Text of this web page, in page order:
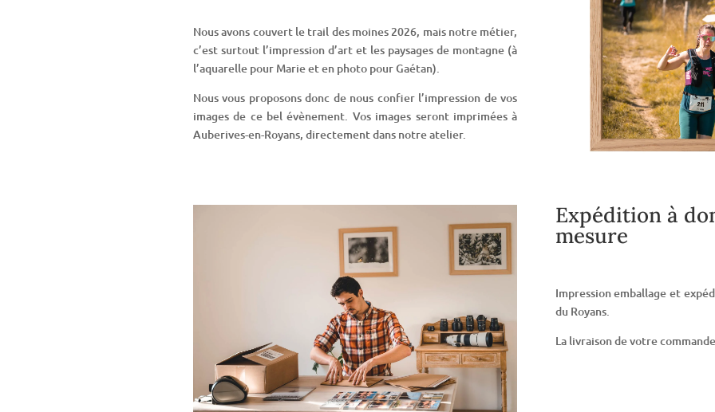
Nous avons couvert le trail des moines 2026, mais notre métier,
c’est surtout l’impression d’art et les paysages de montagne (à
l’aquarelle pour Marie et en photo pour Gaétan).
Nous vous proposons donc de nous confier l’impression de vos
images de ce bel évènement. Vos images seront imprimées à
Auberives-en-Royans, directement dans notre atelier.
Expédition à
mesure
Impression emballage et
du Royans.
La livraison de votre